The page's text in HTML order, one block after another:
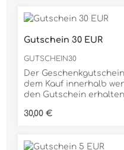
Gutschein 30 EUR
GUTSCHEIN30
Der
dem Kauf innerhalb
den Gutschein
unterschiedlichen
Regulärer Preis:
30,00 €